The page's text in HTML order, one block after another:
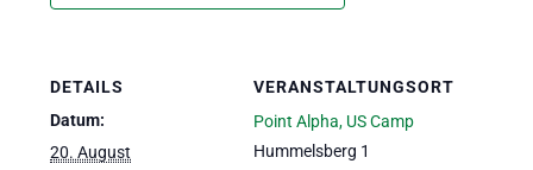
DETAILS
Datum:
20. August
VERANSTALTUNGSORT
Point Alpha, US Camp
Hummelsberg 1